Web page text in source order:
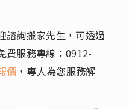
諮詢搬家先生，可透過
費服務專線：0912-
價 ，專人為您服務解